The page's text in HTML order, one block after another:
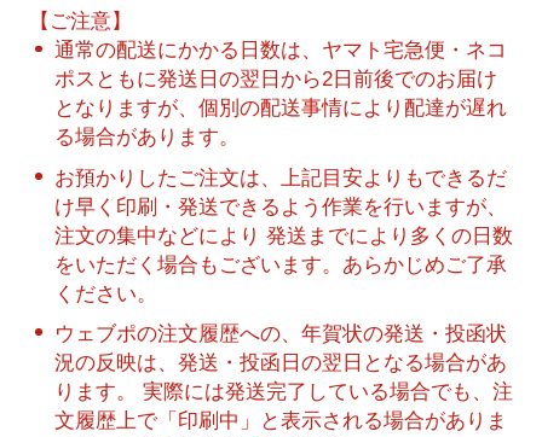
【ご注意】
通常の配送にかかる日数は、ヤマト宅急便・ネコ
ポスともに発送日の翌日から2日前後でのお届け
となりますが、個別の配送事情により配達が遅れ
る場合があります。
お預かりしたご注文は、上記目安よりもできるだ
け早く印刷・発送できるよう作業を行いますが、
注文の集中などにより 発送までにより多くの日数
をいただく場合もございます。あらかじめご了承
ください。
ウェブポの注文履歴への、年賀状の発送・投函状
況の反映は、発送・投函日の翌日となる場合があ
ります。 実際には発送完了している場合でも、注
文履歴上で「印刷中」と表示される場合がありま